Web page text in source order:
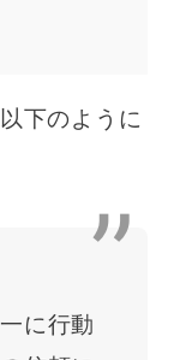
下のように
に行動